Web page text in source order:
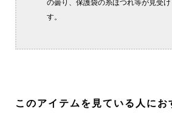
このアイテムを見ている人にお